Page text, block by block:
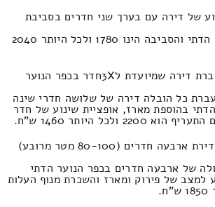
של דירה עם בערך שני חדרים בסביבת
התעריף בכפר הנוער הדתי והסביבה הינו 1780 ולכל היותר 2040
מהי עלות מחירון העברת דירה שמיועדת ל3Xחדר בכפר הנוער
כל הובלה דירה של שלושה חדרי שינה
בהוספת מארז, אופציית שינוע של חדר
ולכל היותר 1460 ש"ח.
מה מחיר הובלה של דירת ארבעה חדרים (80-100 מטר מרובע)
של ארבעה חדרים בכפר הנוער הדתי
למצב של פירוק ומארז והשכרת מנוף העלות